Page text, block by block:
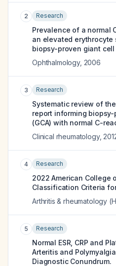
2 Research
Prevalence of a normal
an elevated
biopsy-proven giant
Ophthalmology, 2006
3 Research
Systematic review of
report informing
(GCA) with normal C-
Clinical rheumatology,
4 Research
2022 American College
Classification Criteria
Arthritis & rheumatology
5 Research
Normal ESR, CRP and
Arteritis and
Diagnostic Conundrum.